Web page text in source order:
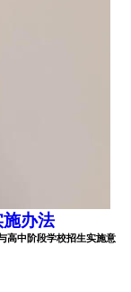
办法
高中阶段学校招生实施意